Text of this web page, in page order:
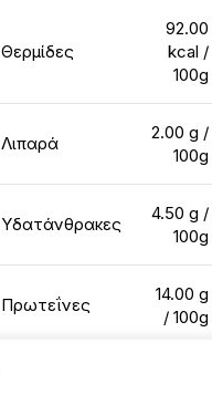
Θερμίδες
92.00
kcal /
100g
Λιπαρά
2.00 g /
100g
Υδατάνθρακες
4.50 g /
100g
Πρωτεΐνες
14.00 g
/ 100g